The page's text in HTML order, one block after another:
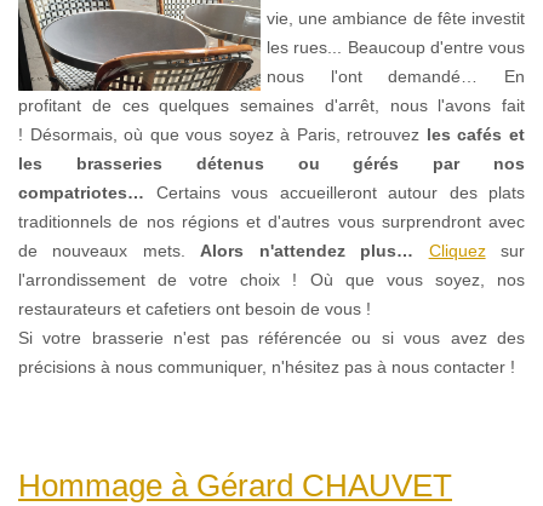
vie, une ambiance de fête investit
les rues... Beaucoup d'entre vous
nous l'ont demandé… En
profitant de ces quelques semaines d'arrêt, nous l'avons fait
! Désormais, où que vous soyez à Paris, retrouvez les cafés et
les brasseries détenus ou gérés par nos
compatriotes… Certains vous accueilleront autour des plats
traditionnels de nos régions et d'autres vous surprendront avec
de nouveaux mets. Alors n'attendez plus… Cliquezsur
l'arrondissement de votre choix ! Où que vous soyez, nos
restaurateurs et cafetiers ont besoin de vous !
Si votre brasserie n'est pas référencée ou si vous avez des
précisions à nous communiquer, n'hésitez pas à nous contacter !
Hommage à Gérard CHAUVET